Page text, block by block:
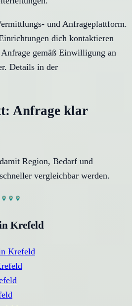
und Anfrageplattform.
dich kontaktieren
gemäß Einwilligung an
Details in der
Anfrage klar
Region, Bedarf und
schneller vergleichbar werden.
Krefeld
Krefeld